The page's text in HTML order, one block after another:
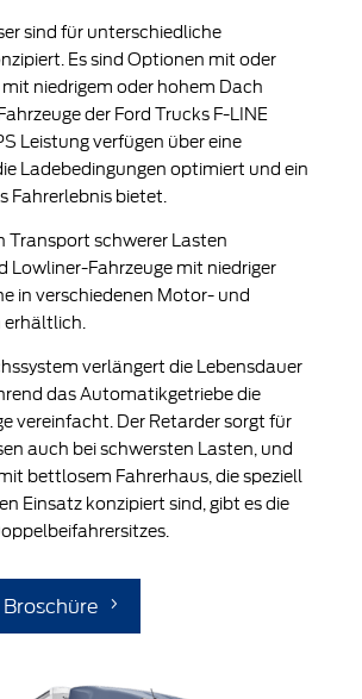
sind für unterschiedliche
Es sind Optionen mit oder
niedrigem oder hohem Dach
der Ford Trucks F-LINE
Leistung verfügen über eine
Ladebedingungen optimiert und ein
Fahrerlebnis bietet.
Transport schwerer Lasten
Lowliner-Fahrzeuge mit niedriger
in verschiedenen Motor- und
verlängert die Lebensdauer
das Automatikgetriebe die
vereinfacht. Der Retarder sorgt für
auch bei schwersten Lasten, und
bettlosem Fahrerhaus, die speziell
Einsatz konzipiert sind, gibt es die